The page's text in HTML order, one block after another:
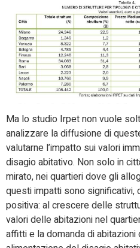
Ma lo studio Irpet non vuole
analizzare la diffusione di
valutarne l’impatto sui valori
disagio abitativo. Non solo in
mirato, nei quartieri dove gli
questi impatti sono significativi,
positiva: al crescere delle
valori delle abitazioni nel
affitti e la domanda di